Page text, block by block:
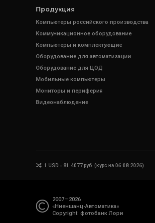
Продукция
Компьютеры российского производства
Коммуникационное оборудование
Компьютеры и комплектующие
Оборудование для автоматизации
Оборудование для ЦОД
Мобильные компьютеры
Мониторы и периферия
Видеонаблюдение
1 USD = 81.4077 руб. (курс на 06.08.2026)
2007—2026
«Ниеншанц-Автоматика»
Copyright: фотобанк Лори